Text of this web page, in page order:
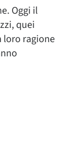
Oggi il
quei
loro ragione